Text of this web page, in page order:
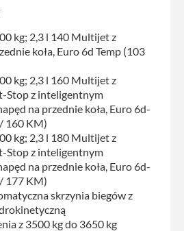
kg; 2,3 l 140 Multijet z
koła, Euro 6d Temp (103
kg; 2,3 l 160 Multijet z
Stop z inteligentnym
na przednie koła, Euro 6d-
160 KM)
kg; 2,3 l 180 Multijet z
Stop z inteligentnym
na przednie koła, Euro 6d-
177 KM)
skrzynia biegów z
z 3500 kg do 3650 kg